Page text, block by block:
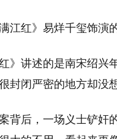
江红》易烊千玺饰演
红》讲述的是南宋绍
封闭严密的地方却没
背后，一场义士铲奸